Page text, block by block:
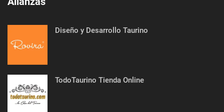
Diseño y Desarrollo Taurino
TodoTaurino Tienda Online